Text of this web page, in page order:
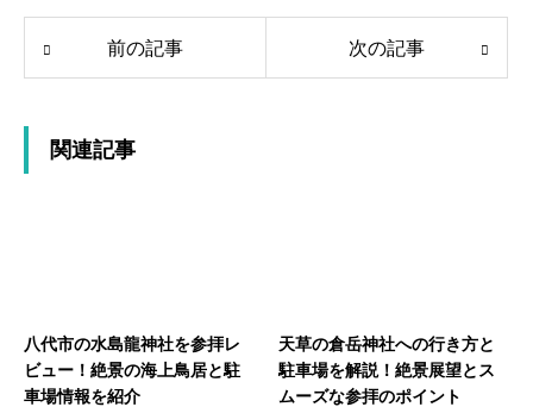
前の記事 次の記事
関連記事
八代市の水島龍神社を参拝レ
ビュー！絶景の海上鳥居と駐
車場情報を紹介
天草の倉岳神社への行き方と
駐車場を解説！絶景展望とス
ムーズな参拝のポイント